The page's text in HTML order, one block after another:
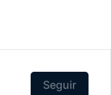
Seguir